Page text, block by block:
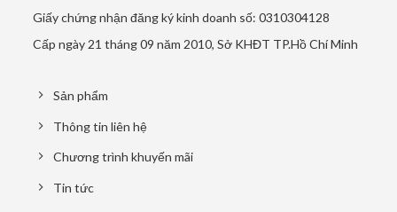
Giấy chứng nhận đăng ký kinh doanh số: 0310304128
Cấp ngày 21 tháng 09 năm 2010, Sở KHĐT TP.Hồ Chí Minh
Sản phẩm
Thông tin liên hệ
Chương trình khuyến mãi
Tin tức